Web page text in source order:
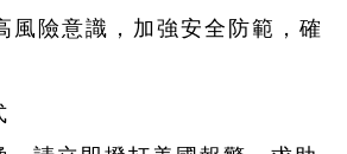
風險意識，加強安全防範，確